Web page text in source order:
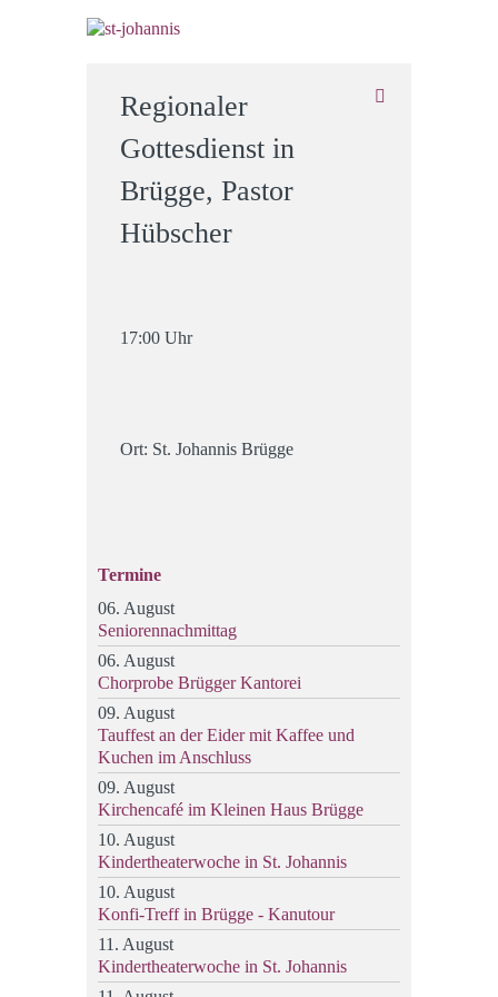
Regionaler
Gottesdienst in
Brügge, Pastor
Hübscher
17:00 Uhr
Ort: St. Johannis Brügge
Termine
06. August
Seniorennachmittag
06. August
Chorprobe Brügger Kantorei
09. August
Tauffest an der Eider mit Kaffee und
Kuchen im Anschluss
09. August
Kirchencafé im Kleinen Haus Brügge
10. August
Kindertheaterwoche in St. Johannis
10. August
Konfi-Treff in Brügge - Kanutour
11. August
Kindertheaterwoche in St. Johannis